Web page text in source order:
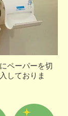
ペーパーを切
しておりま